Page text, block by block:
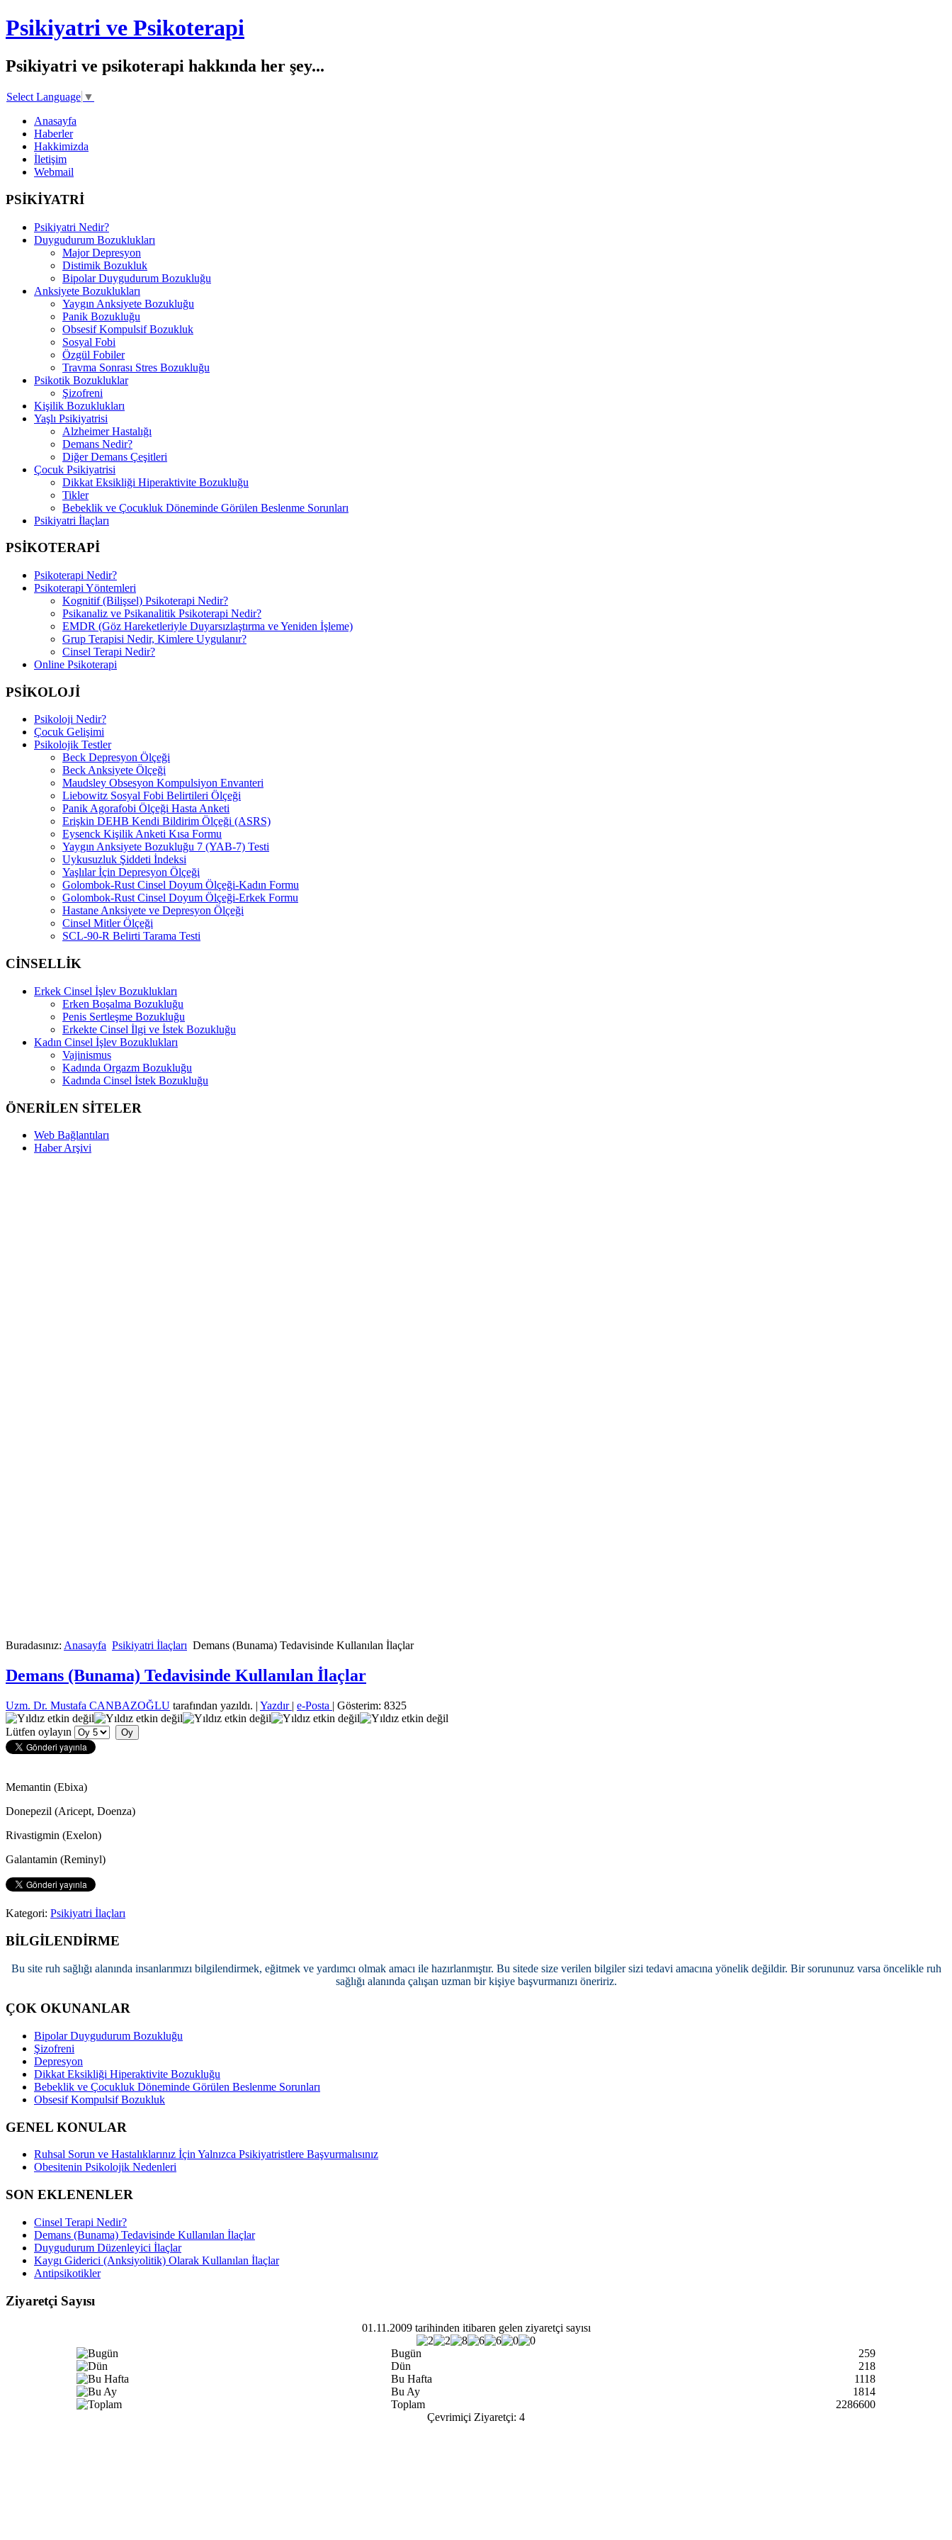
Psikiyatri ve Psikoterapi
Psikiyatri ve psikoterapi hakkında her şey...
Select Language ▼
Anasayfa
Haberler
Hakkimizda
İletişim
Webmail
PSİKİYATRİ
Psikiyatri Nedir?
Duygudurum Bozuklukları
Major Depresyon
Distimik Bozukluk
Bipolar Duygudurum Bozukluğu
Anksiyete Bozuklukları
Yaygın Anksiyete Bozukluğu
Panik Bozukluğu
Obsesif Kompulsif Bozukluk
Sosyal Fobi
Özgül Fobiler
Travma Sonrası Stres Bozukluğu
Psikotik Bozukluklar
Şizofreni
Kişilik Bozuklukları
Yaşlı Psikiyatrisi
Alzheimer Hastalığı
Demans Nedir?
Diğer Demans Çeşitleri
Çocuk Psikiyatrisi
Dikkat Eksikliği Hiperaktivite Bozukluğu
Tikler
Bebeklik ve Çocukluk Döneminde Görülen Beslenme Sorunları
Psikiyatri İlaçları
PSİKOTERAPİ
Psikoterapi Nedir?
Psikoterapi Yöntemleri
Kognitif (Bilişsel) Psikoterapi Nedir?
Psikanaliz ve Psikanalitik Psikoterapi Nedir?
EMDR (Göz Hareketleriyle Duyarsızlaştırma ve Yeniden İşleme)
Grup Terapisi Nedir, Kimlere Uygulanır?
Cinsel Terapi Nedir?
Online Psikoterapi
PSİKOLOJİ
Psikoloji Nedir?
Çocuk Gelişimi
Psikolojik Testler
Beck Depresyon Ölçeği
Beck Anksiyete Ölçeği
Maudsley Obsesyon Kompulsiyon Envanteri
Liebowitz Sosyal Fobi Belirtileri Ölçeği
Panik Agorafobi Ölçeği Hasta Anketi
Erişkin DEHB Kendi Bildirim Ölçeği (ASRS)
Eysenck Kişilik Anketi Kısa Formu
Yaygın Anksiyete Bozukluğu 7 (YAB-7) Testi
Uykusuzluk Şiddeti İndeksi
Yaşlılar İçin Depresyon Ölçeği
Golombok-Rust Cinsel Doyum Ölçeği-Kadın Formu
Golombok-Rust Cinsel Doyum Ölçeği-Erkek Formu
Hastane Anksiyete ve Depresyon Ölçeği
Cinsel Mitler Ölçeği
SCL-90-R Belirti Tarama Testi
CİNSELLİK
Erkek Cinsel İşlev Bozuklukları
Erken Boşalma Bozukluğu
Penis Sertleşme Bozukluğu
Erkekte Cinsel İlgi ve İstek Bozukluğu
Kadın Cinsel İşlev Bozuklukları
Vajinismus
Kadında Orgazm Bozukluğu
Kadında Cinsel İstek Bozukluğu
ÖNERİLEN SİTELER
Web Bağlantıları
Haber Arşivi
Buradasınız: Anasayfa Psikiyatri İlaçları Demans (Bunama) Tedavisinde Kullanılan İlaçlar
Demans (Bunama) Tedavisinde Kullanılan İlaçlar
Uzm. Dr. Mustafa CANBAZOĞLU tarafından yazıldı. | Yazdır | e-Posta | Gösterim: 8325
Lütfen oylayın
Memantin (Ebixa)
Donepezil (Aricept, Doenza)
Rivastigmin (Exelon)
Galantamin (Reminyl)
Kategori: Psikiyatri İlaçları
BİLGİLENDİRME
Bu site ruh sağlığı alanında insanlarımızı bilgilendirmek, eğitmek ve yardımcı olmak amacı ile hazırlanmıştır. Bu sitede size verilen bilgiler sizi tedavi amacına yönelik değildir. Bir sorununuz varsa öncelikle ruh
sağlığı alanında çalışan uzman bir kişiye başvurmanızı öneririz.
ÇOK OKUNANLAR
Bipolar Duygudurum Bozukluğu
Şizofreni
Depresyon
Dikkat Eksikliği Hiperaktivite Bozukluğu
Bebeklik ve Çocukluk Döneminde Görülen Beslenme Sorunları
Obsesif Kompulsif Bozukluk
GENEL KONULAR
Ruhsal Sorun ve Hastalıklarınız İçin Yalnızca Psikiyatristlere Başvurmalısınız
Obesitenin Psikolojik Nedenleri
SON EKLENENLER
Cinsel Terapi Nedir?
Demans (Bunama) Tedavisinde Kullanılan İlaçlar
Duygudurum Düzenleyici İlaçlar
Kaygı Giderici (Anksiyolitik) Olarak Kullanılan İlaçlar
Antipsikotikler
Ziyaretçi Sayısı
01.11.2009 tarihinden itibaren gelen ziyaretçi sayısı
Bugün
259
Dün
218
Bu Hafta
1118
Bu Ay
1814
Toplam
2286600
Çevrimiçi Ziyaretçi: 4